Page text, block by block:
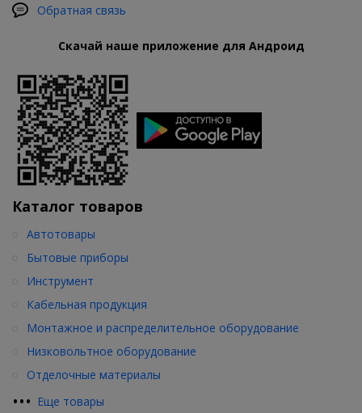
Обратная связь
Скачай наше приложение для Андроид
Каталог товаров
••• Еще товары
Автотовары
Бытовые приборы
Инструмент
Кабельная продукция
Монтажное и распределительное оборудование
Низковольтное оборудование
Отделочные материалы